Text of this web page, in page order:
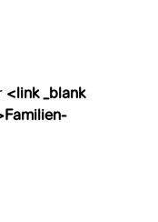
<link _blank